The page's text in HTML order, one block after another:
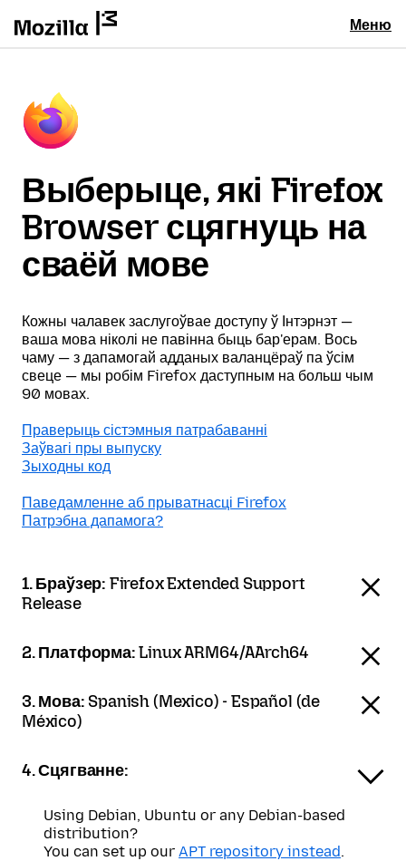
Меню
Выберыце, які Firefox
Browser сцягнуць на
сваёй мове
Кожны чалавек заслугоўвае доступу ў Інтэрнэт —
ваша мова ніколі не павінна быць бар'ерам. Вось
чаму — з дапамогай адданых валанцёраў па ўсім
свеце — мы робім Firefox даступным на больш чым
90 мовах.
Праверыць сістэмныя патрабаванні
Заўвагі пры выпуску
Зыходны код
Паведамленне аб прыватнасці Firefox
Патрэбна дапамога?
1. Браўзер: Firefox Extended Support
Release
2. Платформа:Linux ARM64/AArch64
3. Мова: Spanish (Mexico) - Español (de
México)
4. Сцягванне:
Using Debian, Ubuntu or any Debian-based
distribution?
You can set up our APT repository instead.